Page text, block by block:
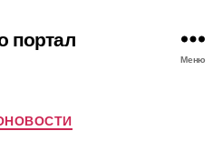
портал
Меню
Рубрики